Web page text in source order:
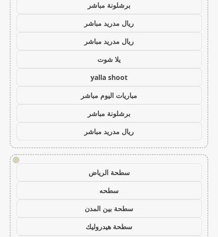
برشلونة مباشر
ريال مدريد مباشر
ريال مدريد مباشر
يلا شوت
yalla shoot
مباريات اليوم مباشر
برشلونة مباشر
ريال مدريد مباشر
!
سطحة الرياض
سطحه
سطحة بين المدن
سطحة هيدروليك